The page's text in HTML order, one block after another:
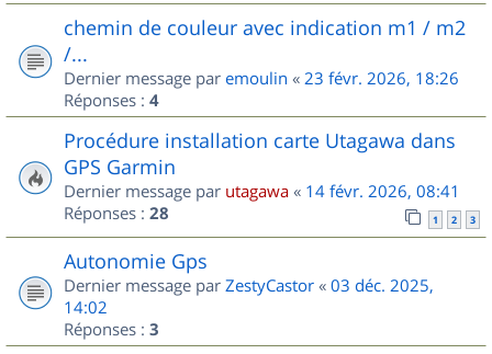
chemin de couleur avec indication m1 / m2
/...
Dernier message par emoulin « 23 févr. 2026, 18:26
Réponses : 4
Procédure installation carte Utagawa dans
GPS Garmin
Dernier message par utagawa « 14 févr. 2026, 08:41
Réponses : 28 1 2 3
Autonomie Gps
Dernier message par ZestyCastor « 03 déc. 2025,
14:02
Réponses : 3